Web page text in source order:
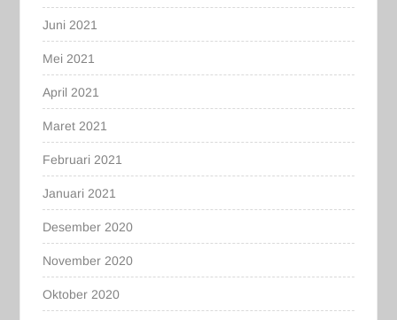
Juni 2021
Mei 2021
April 2021
Maret 2021
Februari 2021
Januari 2021
Desember 2020
November 2020
Oktober 2020